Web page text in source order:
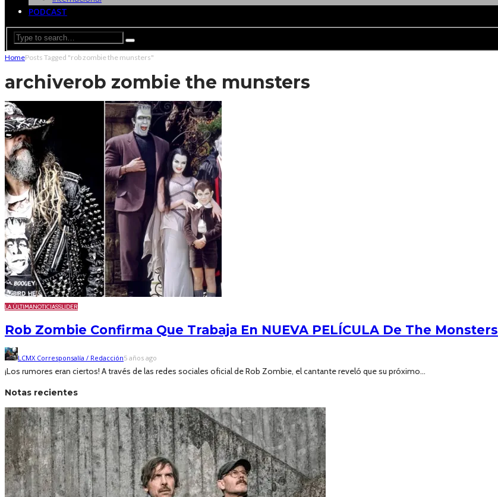
PODCAST
HomePosts Tagged "rob zombie the munsters"
archiverob zombie the munsters
LA ÚLTIMANOTICIASSLIDER
Rob Zombie Confirma Que Trabaja En NUEVA PELÍCULA De The Monsters
LCMX Corresponsalía / Redacción5 años ago
¡Los rumores eran ciertos! A través de las redes sociales oficial de Rob Zombie, el cantante reveló que su próximo...
Notas recientes